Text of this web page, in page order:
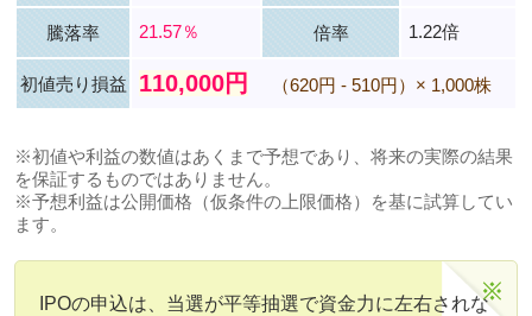
騰落率 21.57％ 倍率 1.22倍
初値売り損益 110,000円 （620円 - 510円）× 1,000株
※初値や利益の数値はあくまで予想であり、将来の実際の結果
を保証するものではありません。
※予想利益は公開価格（仮条件の上限価格）を基に試算してい
ます。
IPOの申込は、当選が平等抽選で資金力に左右されな